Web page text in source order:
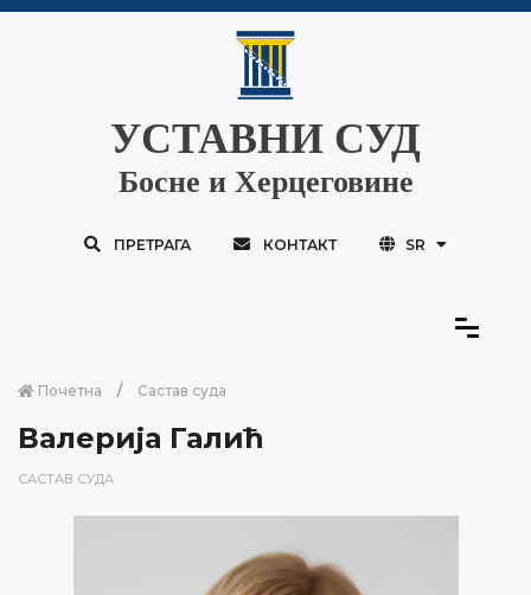
УСТАВНИ СУД
Босне и Херцеговине
ПРЕТРАГА КОНТАКТ SR
Почетна Састав суда
Валерија Галић
САСТАВ СУДА